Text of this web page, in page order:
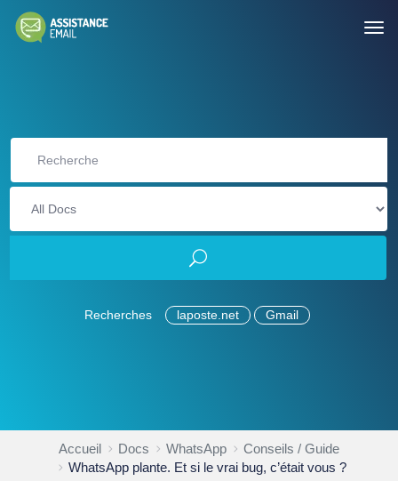
Recherches laposte.net Gmail
Accueil Docs WhatsApp
Conseils / Guide
WhatsApp plante. Et si le vrai bug, c’était vous ?